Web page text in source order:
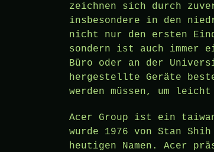
zeichnen sich durch
insbesondere in den
nicht nur den ersten
sondern ist auch
Büro oder an der
hergestellte Geräte
werden müssen, um
Acer Group ist ein
wurde 1976 von Stan
heutigen Namen. Acer